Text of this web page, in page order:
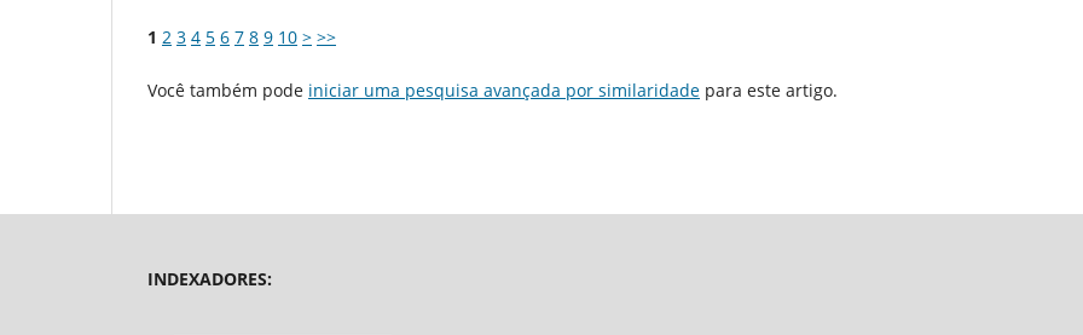
1 2 3 4 5 6 7 8 9 10 > >>
Você também pode iniciar uma pesquisa avançada por similaridade para este artigo.
INDEXADORES: